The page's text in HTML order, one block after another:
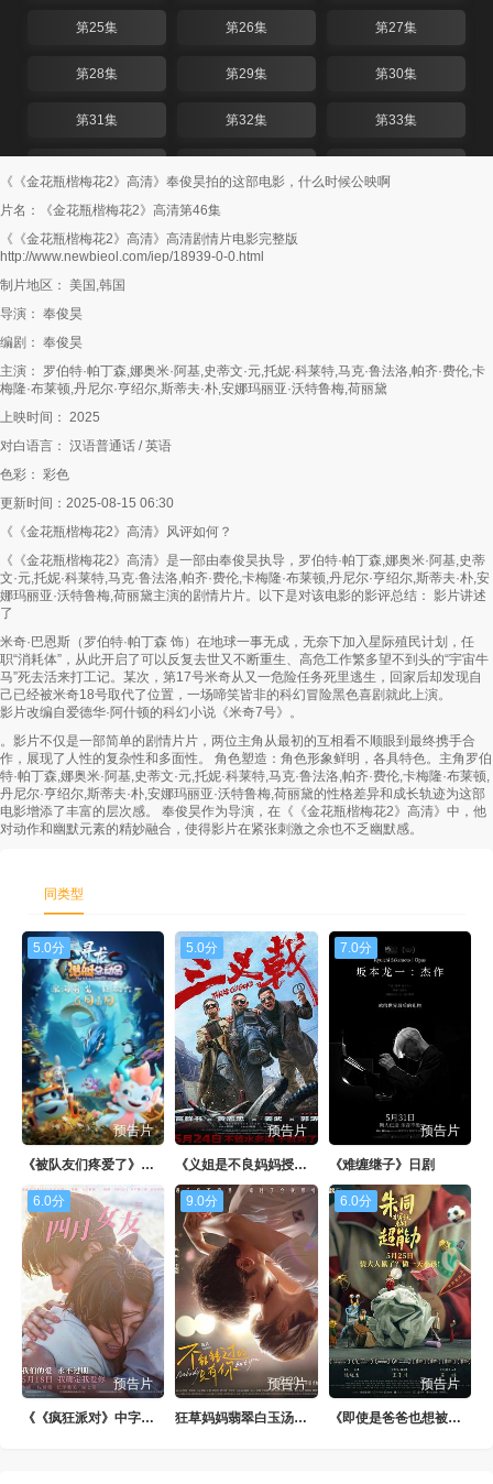
第25集 第26集 第27集
第28集 第29集 第30集
第31集 第32集 第33集
第37集
第40集 第41集
第43集
第46集
第49集 第50集 第51集
第52集
第58集 第59集
第61集 第62集 第63集
第67集 第68集 第69集
第70集 第71集
第73集 第74集 第75集
第76集 第77集 第78集
第85集 第86集 第87集
第88集 第89集 第90集
第91集 第92集 第93集
第94集 第95集 第96集
第97集 第98集 第99集
第100集
《《金花瓶楷梅花2》高清》奉俊昊拍的这部电影，什么时候公映啊
片名：《金花瓶楷梅花2》高清第46集
《《金花瓶楷梅花2》高清》高清剧情片电影完整版
http://www.newbieol.com/iep/18939-0-0.html
制片地区： 美国,韩国
导演： 奉俊昊
编剧： 奉俊昊
主演： 罗伯特·帕丁森,娜奥米·阿基,史蒂文·元,托妮·科莱特,马克·鲁法洛,帕齐·费伦,卡
梅隆·布莱顿,丹尼尔·亨绍尔,斯蒂夫·朴,安娜玛丽亚·沃特鲁梅,荷丽黛
上映时间： 2025
对白语言： 汉语普通话 / 英语
色彩： 彩色
更新时间：2025-08-15 06:30
《《金花瓶楷梅花2》高清》风评如何？
《《金花瓶楷梅花2》高清》是一部由奉俊昊执导，罗伯特·帕丁森,娜奥米·阿基,史蒂
文·元,托妮·科莱特,马克·鲁法洛,帕齐·费伦,卡梅隆·布莱顿,丹尼尔·亨绍尔,斯蒂夫·朴,安
娜玛丽亚·沃特鲁梅,荷丽黛主演的剧情片片。以下是对该电影的影评总结： 影片讲述
了
米奇·巴恩斯（罗伯特·帕丁森 饰）在地球一事无成，无奈下加入星际殖民计划，任
职“消耗体”，从此开启了可以反复去世又不断重生、高危工作繁多望不到头的“宇宙牛
马”死去活来打工记。某次，第17号米奇从又一危险任务死里逃生，回家后却发现自
己已经被米奇18号取代了位置，一场啼笑皆非的科幻冒险黑色喜剧就此上演。
影片改编自爱德华·阿什顿的科幻小说《米奇7号》。
。影片不仅是一部简单的剧情片片，两位主角从最初的互相看不顺眼到最终携手合
作，展现了人性的复杂性和多面性。 角色塑造：角色形象鲜明，各具特色。主角罗伯
特·帕丁森,娜奥米·阿基,史蒂文·元,托妮·科莱特,马克·鲁法洛,帕齐·费伦,卡梅隆·布莱顿,
丹尼尔·亨绍尔,斯蒂夫·朴,安娜玛丽亚·沃特鲁梅,荷丽黛的性格差异和成长轨迹为这部
电影增添了丰富的层次感。 奉俊昊作为导演，在《《金花瓶楷梅花2》高清》中，他
对动作和幽默元素的精妙融合，使得影片在紧张刺激之余也不乏幽默感。
同类型
5.0分
预告片
《被队友们疼爱了》日韩剧
5.0分
预告片
《义姐是不良妈妈授乳中》日剧
7.0分
预告片
《难缠继子》日剧
6.0分
预告片
《《疯狂派对》中字头》1080P
9.0分
预告片
狂草妈妈翡翠白玉汤新版
6.0分
预告片
《即使是爸爸也想被疼爱》BD